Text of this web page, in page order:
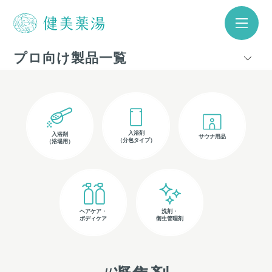
プロ向け製品一覧
入浴剤
（浴場用）
入浴剤
（分包タイプ）
サウナ用品
ヘアケア・
ボディケア
洗剤・
衛生管理剤